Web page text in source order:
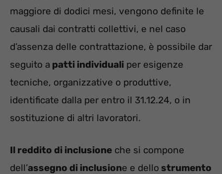
maggiore di dodici mesi, vengono definite le
causali dai contratti collettivi, e nel caso
d’assenza delle contrattazione, è possibile dar
seguito a patti individuali per esigenze
tecniche, organizzative o produttive,
identificate dalla per entro il 31.12.24, o in
sostituzione di altri lavoratori.
Il reddito di inclusione che si compone
dell’assegno di inclusione e dello strumento